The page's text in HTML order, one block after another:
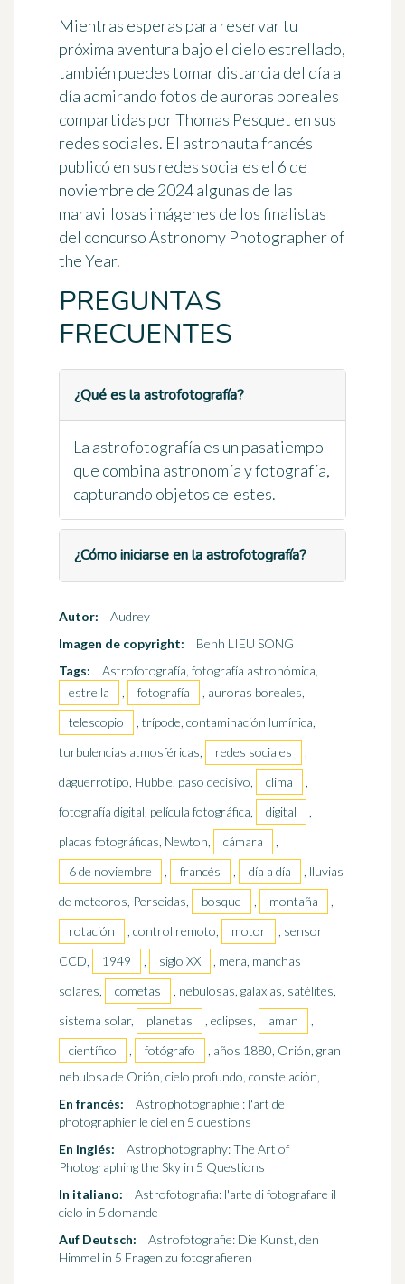
Mientras esperas para reservar tu
próxima aventura bajo el cielo estrellado,
también puedes tomar distancia del día a
día admirandofotos de auroras boreales
compartidas por Thomas Pesquet en sus
redes sociales. El astronauta francés
publicó en sus redes sociales el 6 de
noviembre de 2024 algunas de las
maravillosas imágenes de los finalistas
del concursoAstronomy Photographer of
the Year.
PREGUNTAS
FRECUENTES
¿Qué es la astrofotografía?
La astrofotografía es un pasatiempo
que combina astronomía y fotografía,
capturando objetos celestes.
¿Cómo iniciarse en la astrofotografía?
Autor:
Audrey
Imagen de copyright:
Benh LIEU SONG
Tags:
Astrofotografía, fotografía astronómica,
estrella
, fotografía
, auroras boreales,
telescopio
, trípode, contaminación lumínica,
turbulencias atmosféricas,
redes sociales
,
daguerrotipo, Hubble, paso decisivo,
clima
,
fotografía digital, película fotográfica,
digital
,
placas fotográficas, Newton,
cámara
,
6 de noviembre
, francés , día a día
, lluvias
de meteoros, Perseidas,
bosque , montaña
,
rotación
, control remoto, motor
, sensor
CCD,
1949 , siglo XX
, mera, manchas
solares,
cometas
, nebulosas, galaxias, satélites,
sistema solar,
planetas , eclipses, aman
,
científico
, fotógrafo
, años 1880, Orión, gran
nebulosa de Orión, cielo profundo, constelación,
En francés:
Astrophotographie : l'art de
photographier le ciel en 5 questions
En inglés:
Astrophotography: The Art of
Photographing the Sky in 5 Questions
In italiano:
Astrofotografia: l'arte di fotografare il
cielo in 5 domande
Auf Deutsch:
Astrofotografie: Die Kunst, den
Himmel in 5 Fragen zu fotografieren